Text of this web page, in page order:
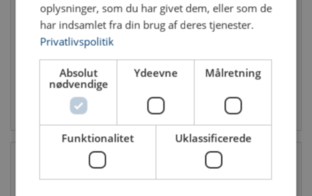
WLL: 0.15 - 0.15 ton
Se produkt
WLL: 0.3 - 0.6 ton
Se produkt
oplysninger, som du har givet dem, eller som de
har indsamlet fra din brug af deres tjenester.
Privatlivspolitik
Absolut
nødvendige
Ydeevne Målretning
Funktionalitet Uklassificerede